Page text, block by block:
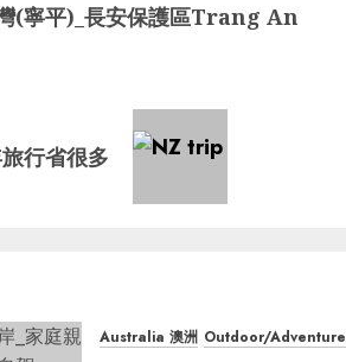
(寧平)_長安保護區Trang An
行省很多
Australia 澳洲 Outdoor/Adventure